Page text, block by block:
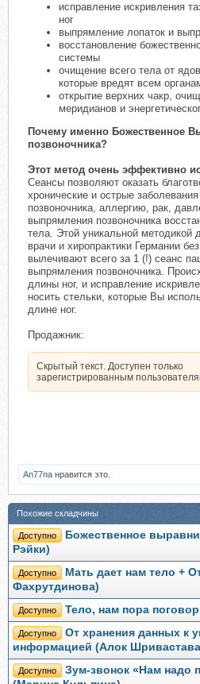
исправление искривления
ног
выпрямление лопаток и
восстановление
системы
очищение всего тела от
которые вредят всем
открытие верхних чакр,
меридианов и
Почему именно Божественное
позвоночника?
Этот метод очень эффективно
Сеансы позволяют оказать
хронические и острые
позвоночника, аллергию, рак,
выпрямления позвоночника
тела. Этой уникальной методикой
врачи и хиропрактики Германии
вылечивают всего за 1 (!) сеанс
выпрямления позвоночника.
длины ног, и исправление
носить стельки, которые Вы
длине ног.
Продажник:
Скрытый текст. Доступен только
зарегистрированным
Аn77na нравится это.
Похожие складчины
Доступно
Божественное
Рэйки)
Доступно
Мать дает нам тело +
Фахрутдинова)
Доступно Тело, нам пора
Доступно
От хранения данных к
информацией (Алок
Доступно
Зум-звонок «Нам надо